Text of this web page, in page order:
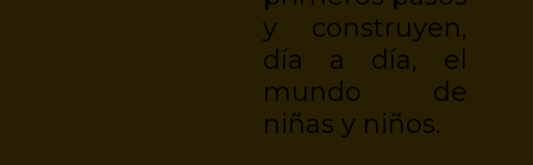
y construyen,
día a día, el
mundo de
niñas y niños.